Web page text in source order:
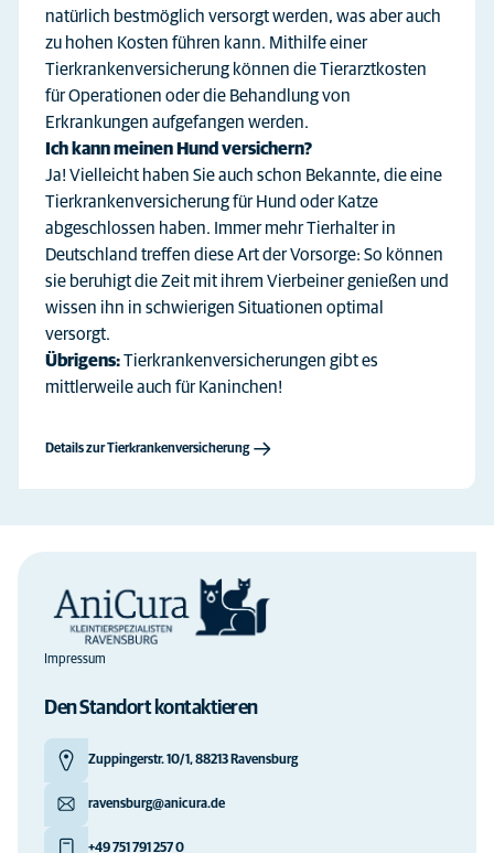
natürlich bestmöglich versorgt werden, was aber auch
zu hohen Kosten führen kann. Mithilfe einer
Tierkrankenversicherung können die Tierarztkosten
für Operationen oder die Behandlung von
Erkrankungen aufgefangen werden.
Ich kann meinen Hund versichern?
Ja! Vielleicht haben Sie auch schon Bekannte, die eine
Tierkrankenversicherung für Hund oder Katze
abgeschlossen haben. Immer mehr Tierhalter in
Deutschland treffen diese Art der Vorsorge: So können
sie beruhigt die Zeit mit ihrem Vierbeiner genießen und
wissen ihn in schwierigen Situationen optimal
versorgt.
Übrigens:Tierkrankenversicherungen gibt es
mittlerweile auch für Kaninchen!
Details zur Tierkrankenversicherung
Impressum
Den Standort kontaktieren
Zuppingerstr. 10/1, 88213 Ravensburg
ravensburg@anicura.de
+49 751 791 257 0